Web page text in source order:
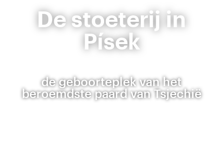
De stoeterij in
Písek
de geboorteplek van het
beroemdste paard van Tsjechië